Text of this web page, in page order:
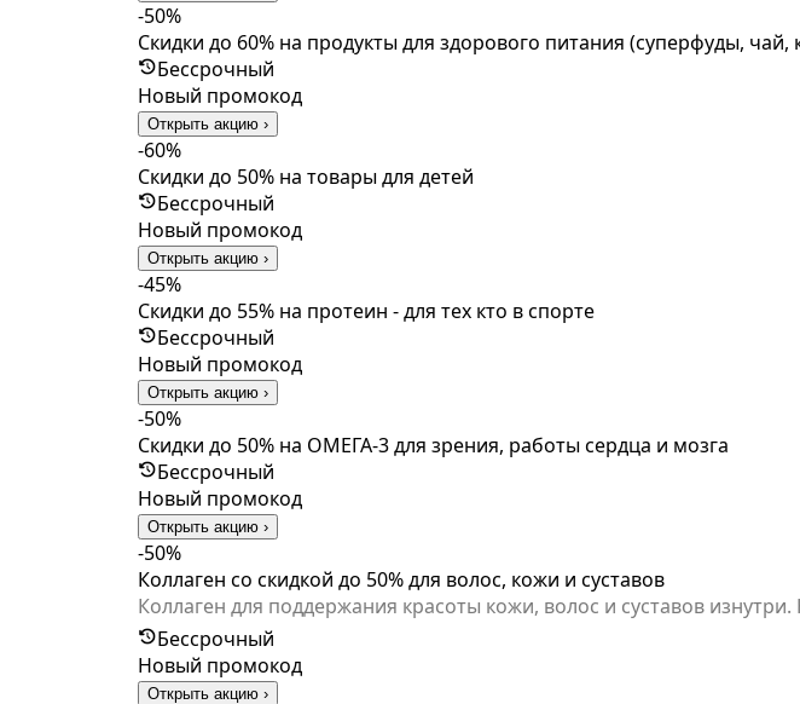
-50%
Скидки до 60% на продукты для здорового питания (суперфуды, чай,
Бессрочный
Новый промокод
Открыть акцию ›
-60%
Скидки до 50% на товары для детей
Бессрочный
Новый промокод
Открыть акцию ›
-45%
Скидки до 55% на протеин - для тех кто в спорте
Бессрочный
Новый промокод
Открыть акцию ›
-50%
Скидки до 50% на ОМЕГА-3 для зрения, работы сердца и мозга
Бессрочный
Новый промокод
Открыть акцию ›
-50%
Коллаген со скидкой до 50% для волос, кожи и суставов
Коллаген для поддержания красоты кожи, волос и суставов
кожи, поддерживать гибкость суставов, что особенно актуально в
скидки активны пока товар есть в наличии.
Бессрочный
Новый промокод
Открыть акцию ›